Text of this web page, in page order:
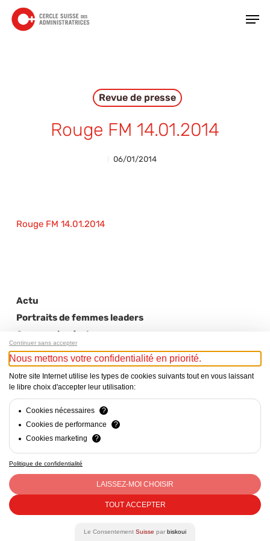
main
Revue de presse
Rouge FM 14.01.2014
06/01/2014
Rouge FM 14.01.2014
Actu
Portraits de femmes leaders
Communiqués de presse
Revue de presse
Mentions Légales - Responsable du site web : Cercle Suisse
des Administratrices c/o CVCI, Avenue d’Ouchy 47, Lausanne
- CHE-290.363.452 - contact@csda.ch
Continuer sans accepter
Nous mettons votre confidentialité en priorité.
Notre site Internet utilise les types de cookies suivants tout en vous laissant
le libre choix d'accepter leur utilisation:
Cookies nécessaires
?
Cookies de performance
?
Cookies marketing
?
Politique de confidentialité
LAISSEZ-MOI CHOISIR
TOUT ACCEPTER
Le Consentement Suisse par biskoui